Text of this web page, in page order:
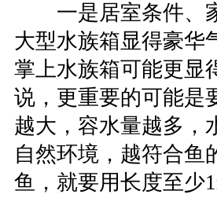
一是居室条件、家
大型水族箱显得豪华
掌上水族箱可能更显
说，更重要的可能是
越大，容水量越多，
自然环境，越符合鱼
鱼，就要用长度至少